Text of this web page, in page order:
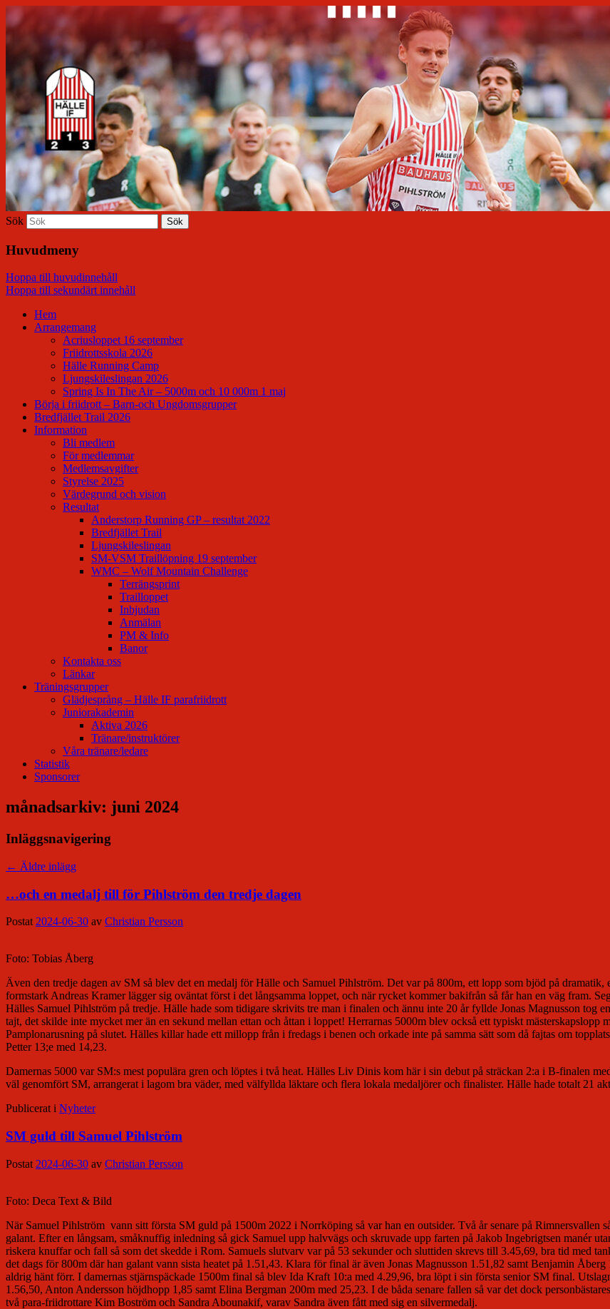
Hälle IF
Sök
Huvudmeny
Hoppa till huvudinnehåll
Hoppa till sekundärt innehåll
Hem
Arrangemang
Acriusloppet 16 september
Friidrottsskola 2026
Hälle Running Camp
Ljungskileslingan 2026
Spring Is In The Air – 5000m och 10 000m 1 maj
Börja i friidrott – Barn-och Ungdomsgrupper
Bredfjället Trail 2026
Information
Bli medlem
För medlemmar
Medlemsavgifter
Styrelse 2025
Värdegrund och vision
Resultat
Anderstorp Running GP – resultat 2022
Bredfjället Trail
Ljungskileslingan
SM-VSM Traillöpning 19 september
WMC – Wolf Mountain Challenge
Terrängsprint
Trailloppet
Inbjudan
Anmälan
PM & Info
Banor
Kontakta oss
Länkar
Träningsgrupper
Glädjesprång – Hälle IF parafriidrott
Juniorakademin
Aktiva 2026
Tränare/instruktörer
Våra tränare/ledare
Statistik
Sponsorer
månadsarkiv: juni 2024
Inläggsnavigering
← Äldre inlägg
…och en medalj till för Pihlström den tredje dagen
Postat2024-06-30 av Christian Persson
Foto: Tobias Åberg
Även den tredje dagen av SM så blev det en medalj för Hälle och Samuel Pihlström. Det var på 800m, ett lopp som bjöd på
formstark Andreas Kramer lägger sig oväntat först i det långsamma loppet, och när rycket kommer bakifrån så får han en väg fram.
Hälles Samuel Pihlström på tredje. Hälle hade som tidigare skrivits tre man i finalen och ännu inte 20 år fyllde Jonas Magnusson tog
tajt, det skilde inte mycket mer än en sekund mellan ettan och åttan i loppet! Herrarnas 5000m blev också ett typiskt
Pamplonarusning på slutet. Hälles killar hade ett millopp från i fredags i benen och orkade inte på samma sätt som då fajtas om
Petter 13;e med 14,23.
Damernas 5000 var SM:s mest populära gren och löptes i två heat. Hälles Liv Dinis kom här i sin debut på sträckan 2:a i B-finalen
väl genomfört SM, arrangerat i lagom bra väder, med välfyllda läktare och flera lokala medaljörer och finalister. Hälle hade totalt 21
Publicerat i Nyheter
SM guld till Samuel Pihlström
Postat 2024-06-30 av Christian Persson
Foto: Deca Text & Bild
När Samuel Pihlström vann sitt första SM guld på 1500m 2022 i Norrköping så var han en outsider. Två år senare på Rimnersvallen
galant. Efter en långsam, småknuffig inledning så gick Samuel upp halvvägs och skruvade upp farten på Jakob Ingebrigtsen manér
riskera knuffar och fall så som det skedde i Rom. Samuels slutvarv var på 53 sekunder och sluttiden skrevs till 3.45,69, bra tid med
det dags för 800m där han galant vann sista heatet på 1.51,43. Klara för final är även Jonas Magnusson 1.51,82 samt Benjamin
aldrig hänt förr. I damernas stjärnspäckade 1500m final så blev Ida Kraft 10:a med 4.29,96, bra löpt i sin första senior SM final.
1.56,50, Anton Andersson höjdhopp 1,85 samt Elina Bergman 200m med 25,23. I de båda senare fallen så var det dock
två para-friidrottare Kim Boström och Sandra Abounakif, varav Sandra även fått med sig en silvermedalj.